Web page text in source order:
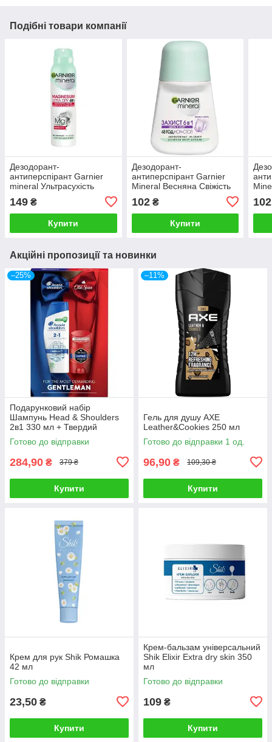
Подібні товари компанії
Дезодорант-
антиперспірант Garnier
mineral Ультрасухість
інтенсивний захист 150 мл
149 ₴
Купити
Дезодорант-
антиперспірант Garnier
Mineral Весняна Свіжість
102₴
Купити
102
Акційні пропозиції та новинки
–25%
Подарунковий набір
Шампунь Head & Shoulders
2в1 330 мл + Твердий
дезодорант Old Spice Captain
50 мл
Готово до відправки
284,90 ₴ 379 ₴
Купити
–11%
Гель для душу AXE
Leather&Cookies 250 мл
Готово до відправки 1 од.
96,90 ₴ 109,30 ₴
Купити
Крем для рук Shik Ромашка
42 мл
Готово до відправки
23,50 ₴
Купити
Крем-бальзам універсальний
Shik Elixir Extra dry skin 350
мл
Готово до відправки
109 ₴
Купити